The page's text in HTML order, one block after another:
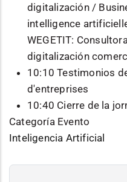
digitalización /
intelligence
WEGETIT:
digitalización
10:10 Testimonios
d'entreprises
10:40 Cierre de la
Categoría Evento
Inteligencia Artificial